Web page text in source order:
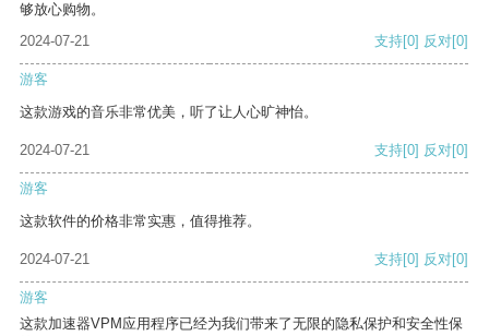
够放心购物。
2024-07-21
支持[0] 反对[0]
游客
这款游戏的音乐非常优美，听了让人心旷神怡。
2024-07-21 支持[0] 反对[0]
游客
这款软件的价格非常实惠，值得推荐。
2024-07-21 支持[0] 反对[0]
游客
这款加速器VPM应用程序已经为我们带来了无限的隐私保护和安全性保